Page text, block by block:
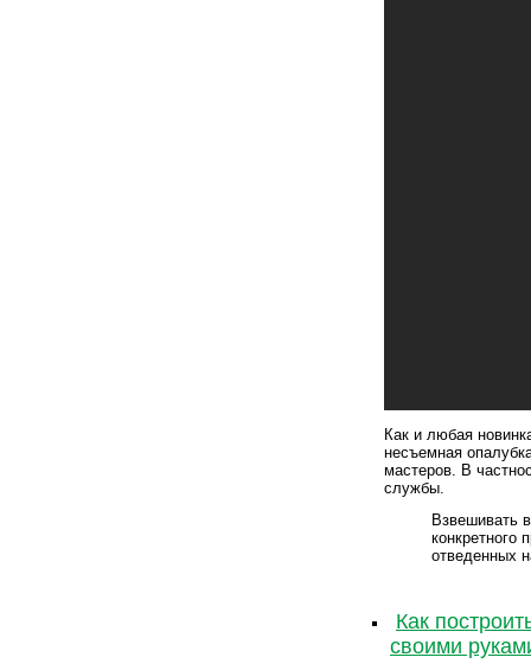
Как и любая
несъемная
мастеров. В
службы.
Взвешивать
конкретного
отведенных
Как
своими